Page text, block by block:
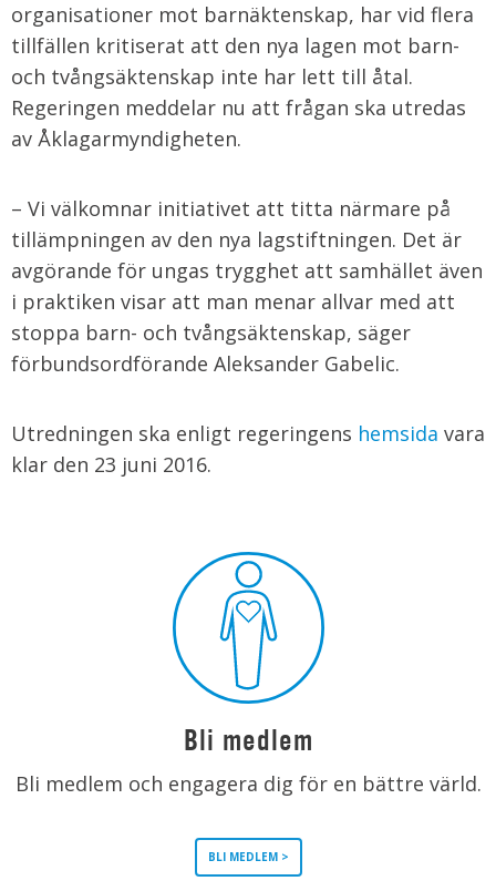
organisationer mot barnäktenskap, har vid flera
tillfällen kritiserat att den nya lagen mot barn-
och tvångsäktenskap inte har lett till åtal.
Regeringen meddelar nu att frågan ska utredas
av Åklagarmyndigheten.
– Vi välkomnar initiativet att titta närmare på
tillämpningen av den nya lagstiftningen. Det är
avgörande för ungas trygghet att samhället även
i praktiken visar att man menar allvar med att
stoppa barn- och tvångsäktenskap, säger
förbundsordförande Aleksander Gabelic.
Utredningen ska enligt regeringens hemsida vara
klar den 23 juni 2016.
Bli medlem
Bli medlem och engagera dig för en bättre värld.
BLI MEDLEM >